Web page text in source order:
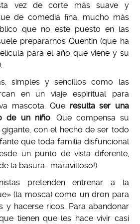
vez de corte más suave y
de comedia fina, mucho más
que no este puesto en las
prepararnos Quentin (que ha
para el año que viene y su
simples y sencillos como las
en un viaje espiritual para
mascota. Que resulta ser una
de un niño. Que compensa su
con el hecho de ser todo
que toda familia disfuncional
un punto de vista diferente,
la basura… maravilloso!)
pretenden entrenar a la
(la mosca) como un dron para
y hacerse ricos. Para abandonar
tienen que les hace vivir casi